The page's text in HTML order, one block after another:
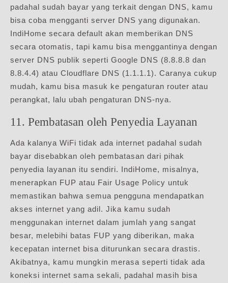
padahal sudah bayar yang terkait dengan DNS, kamu
bisa coba mengganti server DNS yang digunakan.
IndiHome secara default akan memberikan DNS
secara otomatis, tapi kamu bisa menggantinya dengan
server DNS publik seperti Google DNS (8.8.8.8 dan
8.8.4.4) atau Cloudflare DNS (1.1.1.1). Caranya cukup
mudah, kamu bisa masuk ke pengaturan router atau
perangkat, lalu ubah pengaturan DNS-nya.
11. Pembatasan oleh Penyedia Layanan
Ada kalanya WiFi tidak ada internet padahal sudah
bayar disebabkan oleh pembatasan dari pihak
penyedia layanan itu sendiri. IndiHome, misalnya,
menerapkan FUP atau Fair Usage Policy untuk
memastikan bahwa semua pengguna mendapatkan
akses internet yang adil. Jika kamu sudah
menggunakan internet dalam jumlah yang sangat
besar, melebihi batas FUP yang diberikan, maka
kecepatan internet bisa diturunkan secara drastis.
Akibatnya, kamu mungkin merasa seperti tidak ada
koneksi internet sama sekali, padahal masih bisa